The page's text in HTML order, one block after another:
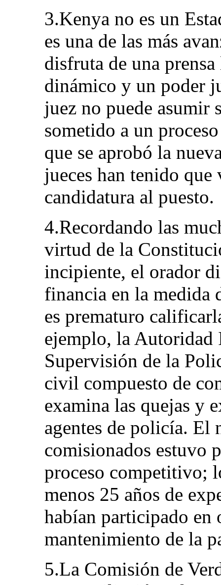
3.Kenya no es un
es una de las más
disfruta de una
dinámico y un poder
juez no puede asumir
sometido a un
que se aprobó la
jueces han tenido que
candidatura al puesto.
4.Recordando las
virtud de la
incipiente, el orador
financia en la medida
es prematuro
ejemplo, la Autoridad
Supervisión de la
civil compuesto de
examina las quejas y
agentes de policía. El
comisionados estuvo
proceso competitivo;
menos 25 años de
habían participado en
mantenimiento de la
5.La Comisión de